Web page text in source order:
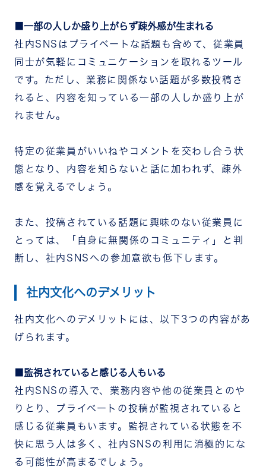
一部の人しか盛り上がらず疎外感が生まれる
社内SNSはプライベートな話題も含めて、従業員
同士が気軽にコミュニケーションを取れるツール
です。ただし、業務に関係ない話題が多数投稿さ
れると、内容を知っている一部の人しか盛り上が
れません。
特定の従業員がいいねやコメントを交わし合う状
態となり、内容を知らないと話に加われず、疎外
感を覚えるでしょう。
また、投稿されている話題に興味のない従業員に
とっては、「自身に無関係のコミュニティ」と判
断し、社内SNSへの参加意欲も低下します。
社内文化へのデメリット
社内文化へのデメリットには、以下3つの内容があ
げられます。
監視されていると感じる人もいる
社内SNSの導入で、業務内容や他の従業員とのや
りとり、プライベートの投稿が監視されていると
感じる従業員もいます。監視されている状態を不
快に思う人は多く、社内SNSの利用に消極的にな
る可能性が高まるでしょう。